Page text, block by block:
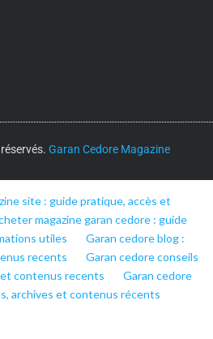
Garan Cedore Magazine
site : guide pratique, accès et
magazine garan cedore : guide
utiles
Garan cedore blog :
recents
Garan cedore conseils
contenus recents
Garan cedore
archives et contenus récents